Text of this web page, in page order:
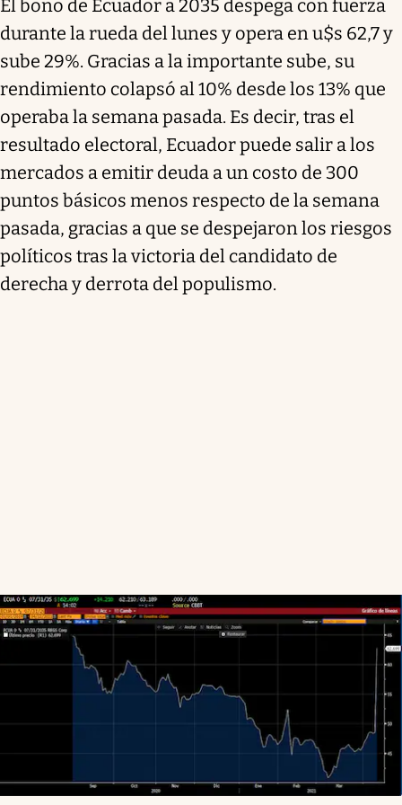
El bono de Ecuador a 2035 despega con fuerza
durante la rueda del lunes y opera en u$s 62,7 y
sube 29%. Gracias a la importante sube, su
rendimiento colapsó al 10% desde los 13% que
operaba la semana pasada. Es decir, tras el
resultado electoral, Ecuador puede salir a los
mercados a emitir deuda a un costo de 300
puntos básicos menos respecto de la semana
pasada, gracias a que se despejaron los riesgos
políticos tras la victoria del candidato de
derecha y derrota del populismo.